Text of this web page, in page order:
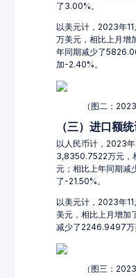
了3.00%。
以美元计，2023年
万美元，相比上月增
年同期减少了
加-2.40%。
（图二：
（三）进口额
以人民币计，2023
3,8350.7522万元，
元；相比上年同期减
了-21.50%。
以美元计，2023年
美元，相比上月增加
减少了2246.9497万
（图三：